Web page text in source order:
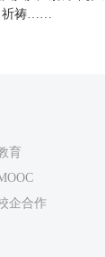
祈祷……
育
企合作